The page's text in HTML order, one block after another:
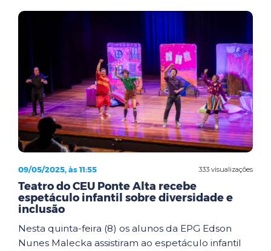
333 visualizações
09/05/2025, às 11:55
Teatro do CEU Ponte Alta recebe
espetáculo infantil sobre diversidade e
inclusão
Nesta quinta-feira (8) os alunos da EPG Edson
Nunes Malecka assistiram ao espetáculo infantil